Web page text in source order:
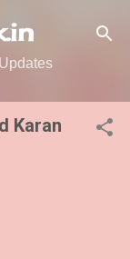
Karan